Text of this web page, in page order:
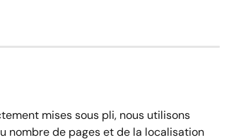
mises sous pli, nous utilisons
nombre de pages et de la localisation